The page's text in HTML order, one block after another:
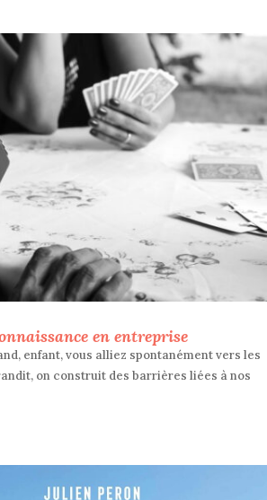
en entreprise
enfant, vous alliez spontanément vers les
on construit des barrières liées à nos